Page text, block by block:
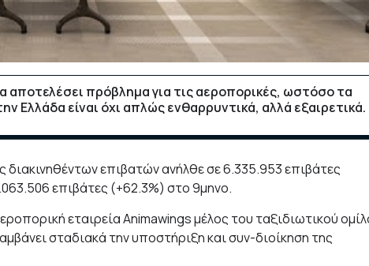
πρόβλημα για τις αεροπορικές, ωστόσο τα
Ελλάδα είναι όχι απλώς ενθαρρυντικά, αλλά εξαιρετικά.
επιβατών ανήλθε σε 6.335.953 επιβάτες
επιβάτες (+62.3%) στο 9μηνο.
εταιρεία Animawings μέλος του ταξιδιωτικού
σταδιακά την υποστήριξη και συν-διοίκηση της